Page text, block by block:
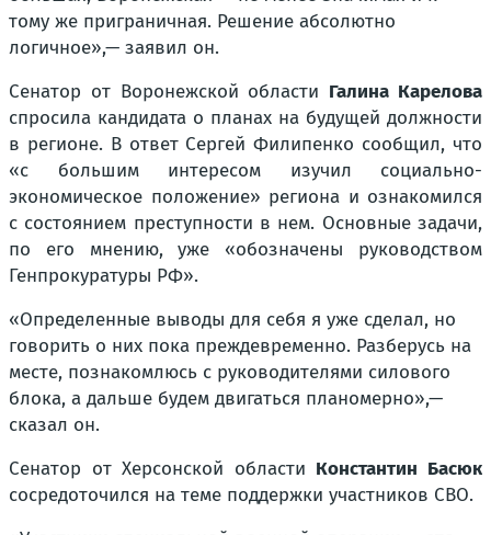
тому же приграничная. Решение абсолютно
логичное»,— заявил он.
Сенатор от Воронежской области Галина Карелова
спросила кандидата о планах на будущей должности
в регионе. В ответ Сергей Филипенко сообщил, что
«с большим интересом изучил социально-
экономическое положение» региона и ознакомился
с состоянием преступности в нем. Основные задачи,
по его мнению, уже «обозначены руководством
Генпрокуратуры РФ».
«Определенные выводы для себя я уже сделал, но
говорить о них пока преждевременно. Разберусь на
месте, познакомлюсь с руководителями силового
блока, а дальше будем двигаться планомерно»,—
сказал он.
Сенатор от Херсонской области Константин Басюк
сосредоточился на теме поддержки участников СВО.